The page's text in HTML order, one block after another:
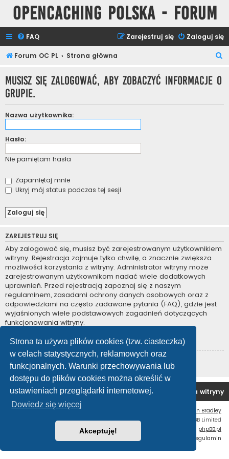
Strona ta używa plików cookies (tzw. ciasteczka)
w celach statystycznych, reklamowych oraz
funkcjonalnych. Warunki przechowywania lub
dostępu do plików cookies można określić w
ustawieniach przeglądarki internetowej.
Dowiedz się więcej
Akceptuję!
Opencaching Polska - Forum
FAQ Zaloguj się
Zarejestruj się
Forum OC PL Strona główna
Musisz się zalogować, aby zobaczyć informacje o
grupie.
Nazwa użytkownika:
Hasło:
Nie pamiętam hasła
Zapamiętaj mnie
Ukryj mój status podczas tej sesji
ZAREJESTRUJ SIĘ
Aby zalogować się, musisz być zarejestrowanym użytkownikiem
witryny. Rejestracja zajmuje tylko chwilę, a znacznie zwiększa
możliwości korzystania z witryny. Administrator witryny może
zarejestrowanym użytkownikom nadać wiele dodatkowych
uprawnień. Przed rejestracją zapoznaj się z naszym
regulaminem, zasadami ochrony danych osobowych oraz z
odpowiedziami na często zadawane pytania (FAQ), gdzie jest
wyjaśnionych wiele podstawowych zagadnień dotyczących
funkcjonowania witryny.
Regulamin |Zasady ochrony danych osobowych
Zarejestruj się
Forum OC PL Strona główna Usuń ciasteczka witryny
Ian Bradley
Technologię dostarczaphpBB® Forum Software © phpBB Limited
Polski pakiet językowy dostarcza phpBB.pl
Zasady ochrony danych osobowych
Regulamin